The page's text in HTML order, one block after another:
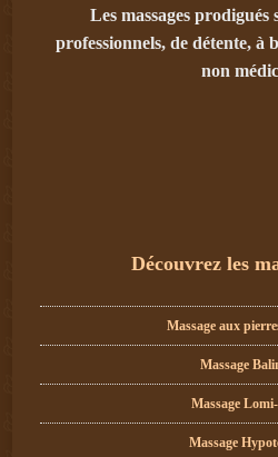
Les massages prodigués
professionnels, de détente, à
non
Découvrez les
Massage aux
Massage
Massage
Massage